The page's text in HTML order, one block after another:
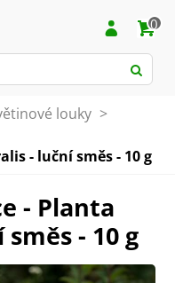
0
louky >
- luční směs - 10 g
- Planta
- 10 g